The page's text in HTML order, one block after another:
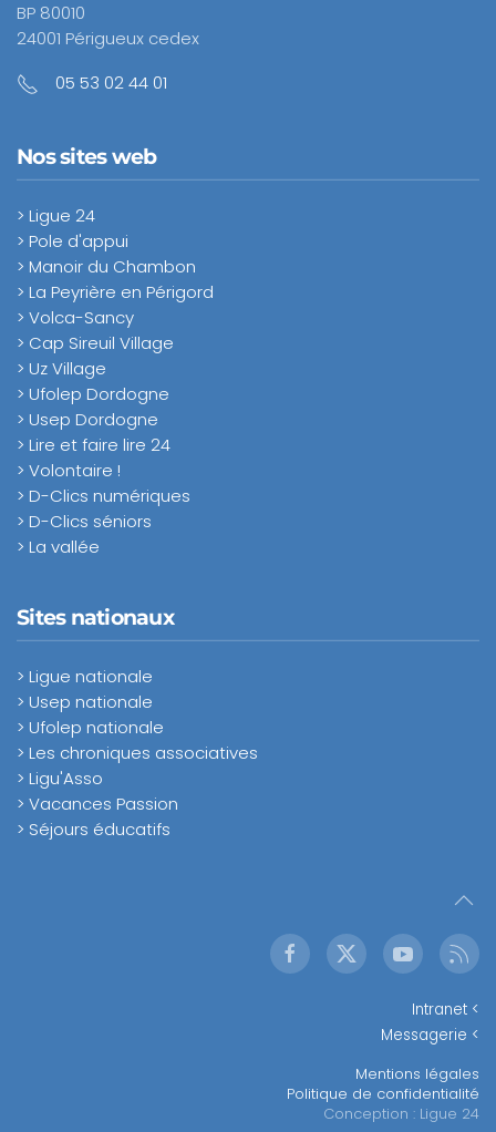
BP 80010
24001 Périgueux cedex
05 53 02 44 01
Nos sites web
> Ligue 24
> Pole d'appui
> Manoir du Chambon
> La Peyrière en Périgord
> Volca-Sancy
> Cap Sireuil Village
> Uz Village
> Ufolep Dordogne
> Usep Dordogne
> Lire et faire lire 24
> Volontaire !
> D-Clics numériques
> D-Clics séniors
> La vallée
Sites nationaux
> Ligue nationale
> Usep nationale
> Ufolep nationale
> Les chroniques associatives
> Ligu'Asso
> Vacances Passion
> Séjours éducatifs
Intranet <
Messagerie <
Mentions légales
Politique de confidentialité
Conception : Ligue 24